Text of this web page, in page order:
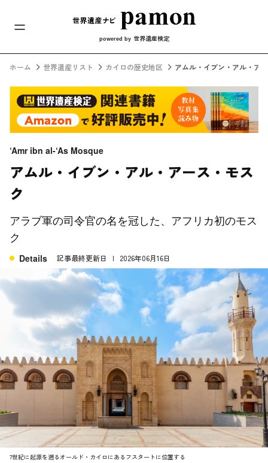
メインナビ
powered by 世界遺産検定
ホーム 世界遺産リスト カイロの歴史地区 アムル・イブン・アル・ア
‘Amr ibn al-‘As Mosque
アムル・イブン・アル・アース・モス
ク
アラブ軍の司令官の名を冠した、アフリカ初のモス
ク
Details 記事最終更新日 2026年06月16日
7世紀に起源を遡るオールド・カイロにあるフスタートに位置する